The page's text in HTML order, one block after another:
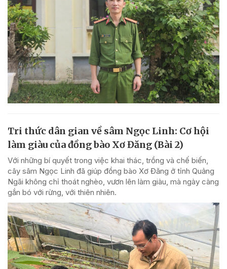
Tri thức dân gian về sâm Ngọc Linh: Cơ hội
làm giàu của đồng bào Xơ Đăng (Bài 2)
Với những bí quyết trong việc khai thác, trồng và chế biến,
cây sâm Ngọc Linh đã giúp đồng bào Xơ Đăng ở tỉnh Quảng
Ngãi không chỉ thoát nghèo, vươn lên làm giàu, mà ngày càng
gắn bó với rừng, với thiên nhiên.